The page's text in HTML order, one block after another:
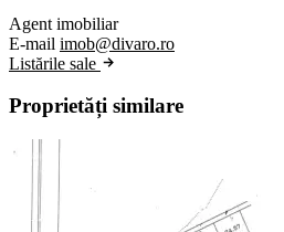
Agent imobiliar
E-mail imob@divaro.ro
Listările sale
Proprietăți similare